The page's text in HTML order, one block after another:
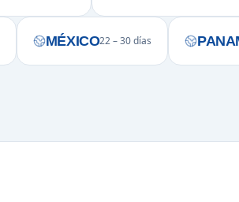
MÉXICO22 – 30 días